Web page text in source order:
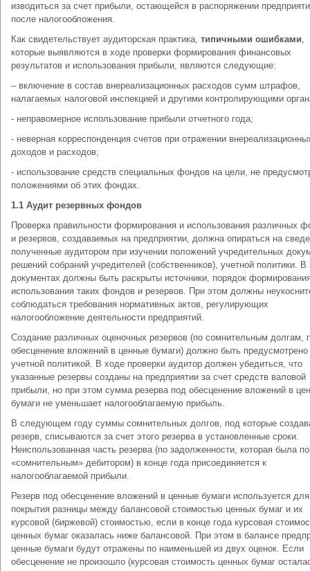
изводиться за счет прибыли, остающейся в распоряжении
после налогообложения.
Как свидетельствует аудиторская практика, типичными ошибками,
которые выявляются в ходе проверки формирования финансовых
результатов и использования прибыли, являются следующие:
– включение в состав внереализационных расходов сумм штрафов,
налагаемых налоговой инспекцией и другими контролирующими
- неправомерное использование прибыли отчетного года;
- неверная корреспонденция счетов при отражении
доходов и расходов;
- использование средств специальных фондов на цели, не
положениями об этих фондах.
1.1 Аудит резервных фондов
Проверка правильности формирования и использования различных
и резервов, создаваемых на предприятии, должна опираться на
полученные аудитором при изучении положений учредительных
решений собраний учредителей (собственников), учетной политики. В
документах должны быть раскрыты источники, порядок
использования таких фондов и резервов. При этом должны
соблюдаться требования нормативных актов, регулирующих
налогообложение деятельности предприятий.
Создание различных оценочных резервов (по сомнительным долгам,
обесценение вложений в ценные бумаги) должно быть предусмотрено
учетной политикой. В ходе проверки аудитор должен убедиться, что
указанные резервы созданы на предприятии за счет средств валовой
прибыли, но при этом сумма резерва под обесценение вложений в
бумаги не уменьшает налогооблагаемую прибыль.
В следующем году суммы сомнительных долгов, под которые
резерв, списываются за счет этого резерва в установленные сроки.
Неиспользованная часть резерва (по задолженности, которая была
«сомнительным» дебитором) в конце года присоединяется к
налогооблагаемой прибыли.
Резерв под обесценение вложений в ценные бумаги используется для
покрытия разницы между балансовой стоимостью ценных бумаг и их
курсовой (биржевой) стоимостью, если в конце года курсовая
ценных бумаг оказалась ниже балансовой. При этом в балансе
ценные бумаги будут отражены по наименьшей из двух оценок. Если
обесценение не произошло (курсовая стоимость ценных бумаг